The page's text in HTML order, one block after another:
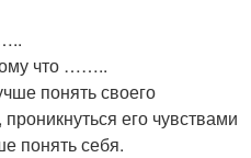
что ……..
понять своего
его чувствами
понять себя.